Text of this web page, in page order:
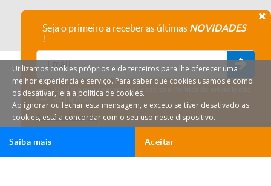
Seja o primeiro a receber as últimas NOVIDADES
!
Declaro que compreendi e aceito a Política de privacidade
do HáTudo.
Anular subscrição
Utilizamos cookies próprios e de terceiros para lhe oferecer uma
melhor experiência e serviço. Para saber que cookies usamos e como
os desativar, leia a política de cookies.
Ao ignorar ou fechar esta mensagem, e exceto se tiver desativado as
cookies, está a concordar com o seu uso neste dispositivo.
Aceitar
Saiba mais